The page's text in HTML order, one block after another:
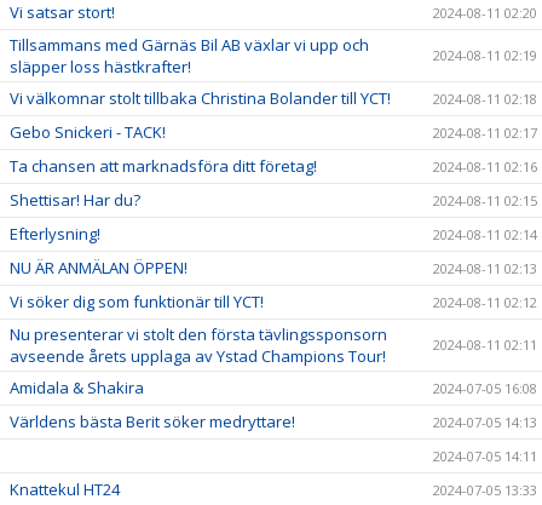
Vi satsar stort! 2024-08-11 02:20
Tillsammans med Gärnäs Bil AB växlar vi upp och
släpper loss hästkrafter!
2024-08-11 02:19
Vi välkomnar stolt tillbaka Christina Bolander till YCT! 2024-08-11 02:18
Gebo Snickeri - TACK! 2024-08-11 02:17
Ta chansen att marknadsföra ditt företag! 2024-08-11 02:16
Shettisar! Har du? 2024-08-11 02:15
Efterlysning! 2024-08-11 02:14
NU ÄR ANMÄLAN ÖPPEN! 2024-08-11 02:13
Vi söker dig som funktionär till YCT! 2024-08-11 02:12
Nu presenterar vi stolt den första tävlingssponsorn
avseende årets upplaga av Ystad Champions Tour!
2024-08-11 02:11
Amidala & Shakira 2024-07-05 16:08
Världens bästa Berit söker medryttare!
2024-07-05 14:13
2024-07-05 14:11
Knattekul HT24 2024-07-05 13:33